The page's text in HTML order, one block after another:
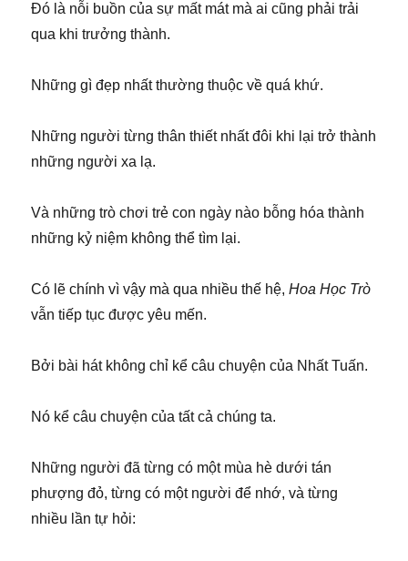
Đó là nỗi buồn của sự mất mát mà ai cũng phải trải
qua khi trưởng thành.
Những gì đẹp nhất thường thuộc về quá khứ.
Những người từng thân thiết nhất đôi khi lại trở thành
những người xa lạ.
Và những trò chơi trẻ con ngày nào bỗng hóa thành
những kỷ niệm không thể tìm lại.
Có lẽ chính vì vậy mà qua nhiều thế hệ,Hoa Học Trò
vẫn tiếp tục được yêu mến.
Bởi bài hát không chỉ kể câu chuyện của Nhất Tuấn.
Nó kể câu chuyện của tất cả chúng ta.
Những người đã từng có một mùa hè dưới tán
phượng đỏ, từng có một người để nhớ, và từng
nhiều lần tự hỏi: